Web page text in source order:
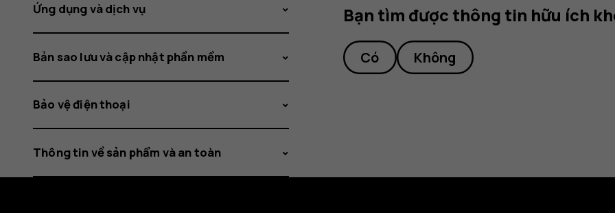
Bạn tìm được thông tin hữu ích
Có Không
Ứng dụng và dịch vụ
Bản sao lưu và cập nhật phần mềm
Bảo vệ điện thoại
Thông tin về sản phẩm và an toàn